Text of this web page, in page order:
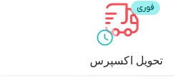
تحویل اکسپرس